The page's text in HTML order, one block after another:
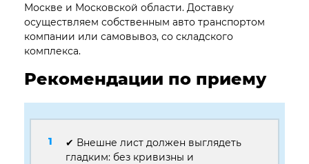
Москве и Московской области. Доставку
осуществляем собственным авто транспортом
компании или самовывоз, со складского
комплекса.
Рекомендации по приему
✔ Внешне лист должен выглядеть
гладким: без кривизны и